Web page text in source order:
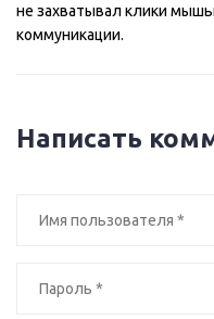
не захватывал клики
коммуникации.
Написать